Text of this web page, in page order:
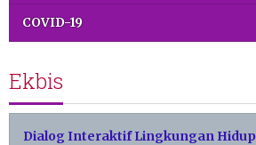
COVID-19
Ekbis
Dialog Interaktif Lingkungan Hidup